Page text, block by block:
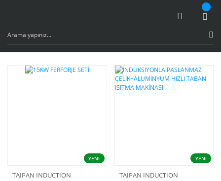
YENİ
TAIPAN INDUCTION
YENİ
TAIPAN INDUCTION